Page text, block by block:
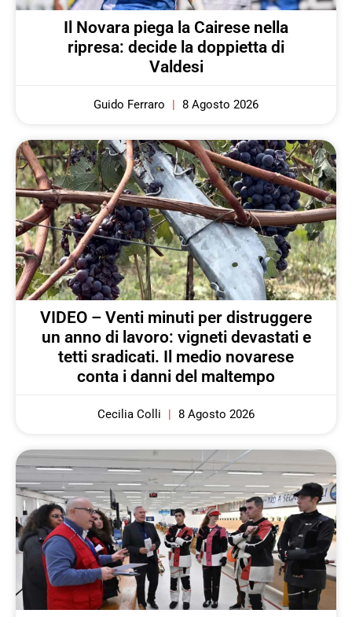
Il Novara piega la Cairese nella
ripresa: decide la doppietta di
Valdesi
Guido Ferraro 8 Agosto 2026
VIDEO – Venti minuti per distruggere
un anno di lavoro: vigneti devastati e
tetti sradicati. Il medio novarese
conta i danni del maltempo
Cecilia Colli 8 Agosto 2026